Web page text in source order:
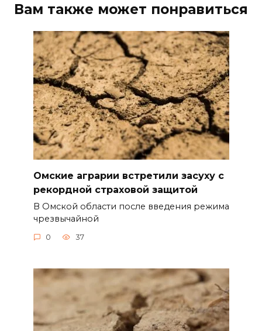
Вам также может понравиться
Омские аграрии встретили засуху с
рекордной страховой защитой
В Омской области после введения режима
чрезвычайной
0 37